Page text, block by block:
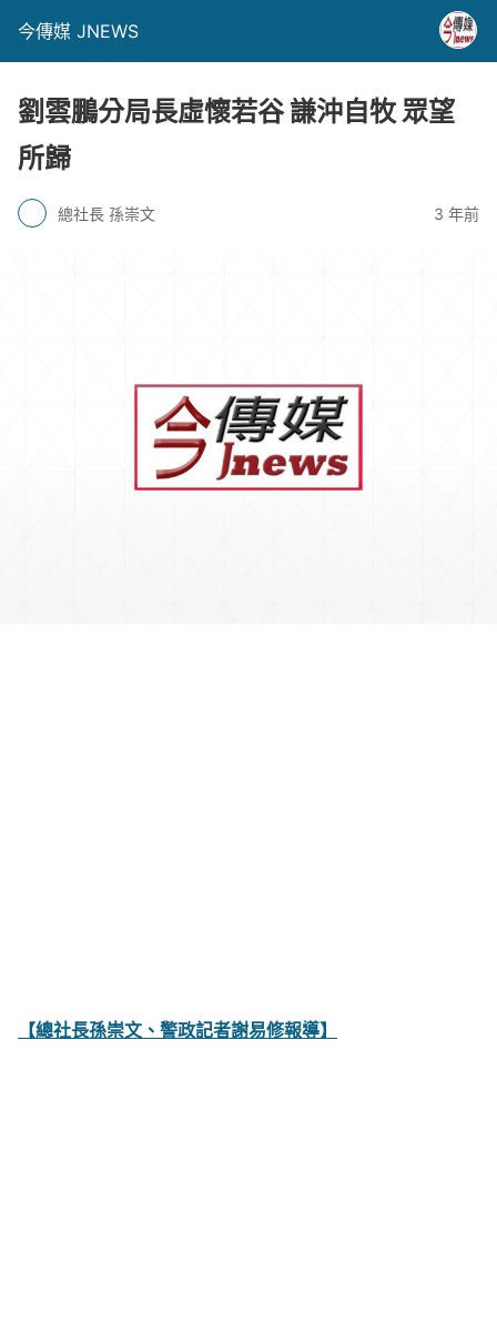
今傳媒 JNEWS
劉雲鵬分局長虛懷若谷 謙沖自牧 眾望
所歸
總社長 孫崇文 3 年前
【總社長孫崇文、警政記者謝易修報導】